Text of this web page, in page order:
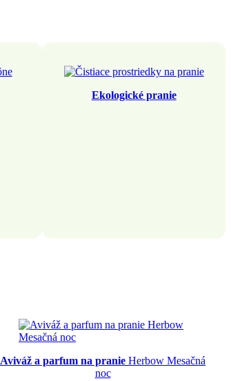
Ekologické pranie
Aviváž a parfum na pranie Herbow Mesačná
noc